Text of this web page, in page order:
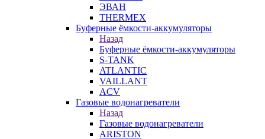
ЭВАН
THERMEX
Буферные ёмкости-аккумуляторы
Назад
Буферные ёмкости-аккумуляторы
S-TANK
ATLANTIC
VAILLANT
ACV
Газовые водонагреватели
Назад
Газовые водонагреватели
ARISTON